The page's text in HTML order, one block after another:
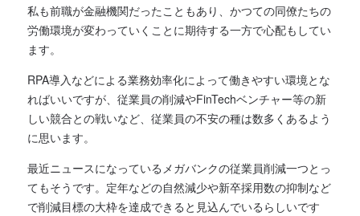
私も前職が金融機関だったこともあり、かつての同僚たちの
労働環境が変わっていくことに期待する一方で心配もしてい
ます。
RPA導入などによる業務効率化によって働きやすい環境とな
ればいいですが、従業員の削減やFinTechベンチャー等の新
しい競合との戦いなど、従業員の不安の種は数多くあるよう
に思います。
最近ニュースになっているメガバンクの従業員削減一つとっ
てもそうです。定年などの自然減少や新卒採用数の抑制など
で削減目標の大枠を達成できると見込んでいるらしいです